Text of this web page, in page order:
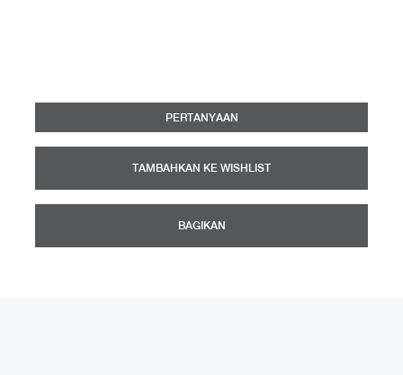
PERTANYAAN
TAMBAHKAN KE WISHLIST
BAGIKAN